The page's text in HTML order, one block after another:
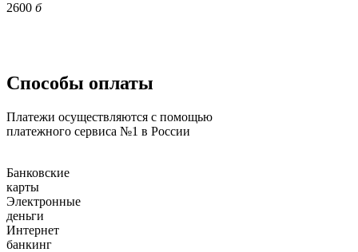
2600 б
Способы оплаты
Платежи осуществляются с помощью
платежного сервиса №1 в России
Банковские
карты
Электронные
деньги
Интернет
банкинг